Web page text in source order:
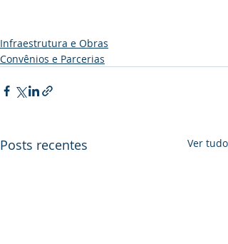
Infraestrutura e Obras
Convênios e Parcerias
Posts recentes Ver tudo